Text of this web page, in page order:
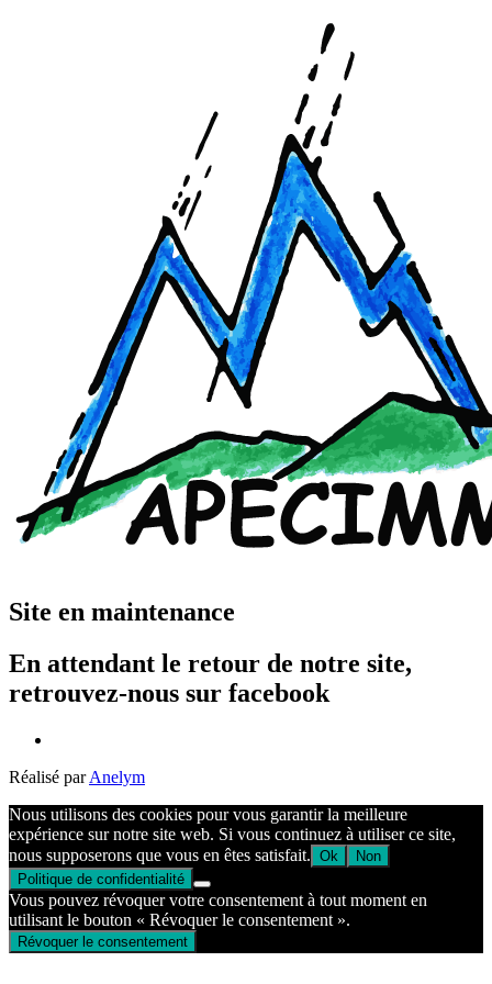
Site en maintenance
En attendant le retour de notre site,
retrouvez-nous sur facebook
Réalisé parAnelym
Nous utilisons des cookies pour vous garantir la meilleure
expérience sur notre site web. Si vous continuez à utiliser ce site,
nous supposerons que vous en êtes satisfait. Ok
Non
Politique de confidentialité
Vous pouvez révoquer votre consentement à tout moment en
utilisant le bouton « Révoquer le consentement ».
Révoquer le consentement